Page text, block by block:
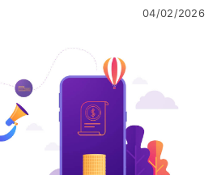
04/02/2026